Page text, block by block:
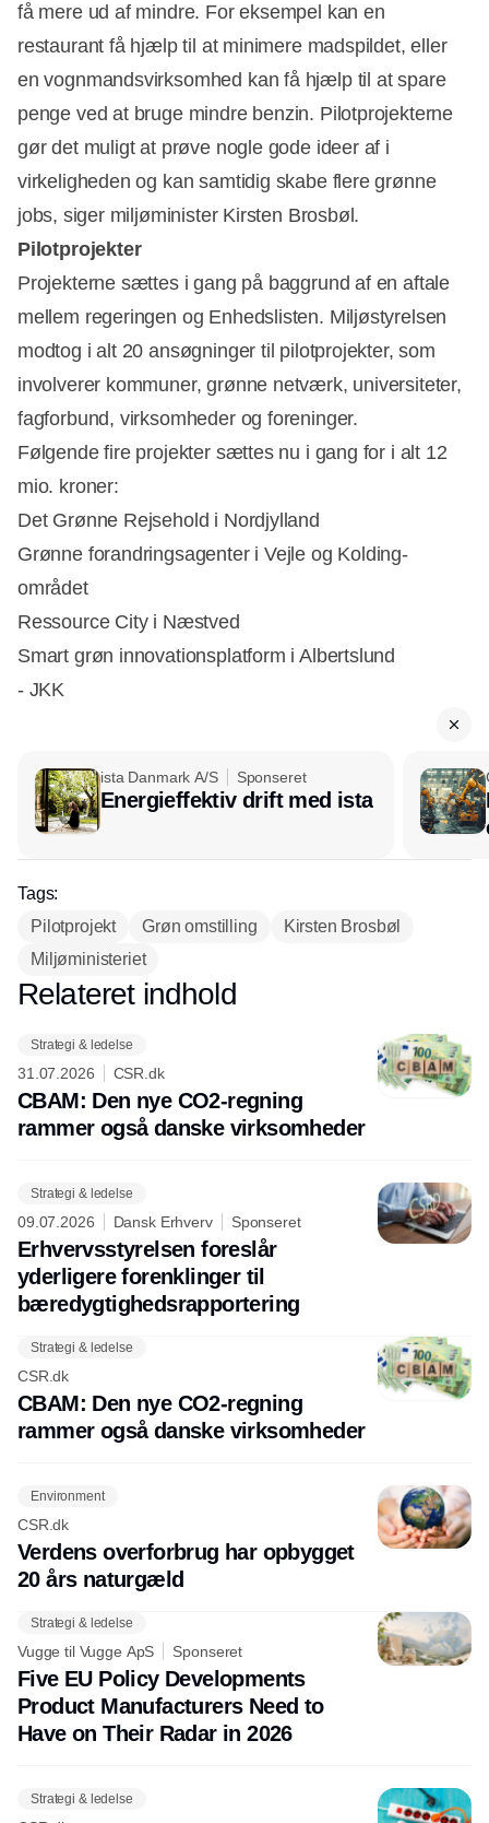
få mere ud af mindre. For eksempel kan en
restaurant få hjælp til at minimere madspildet, eller
en vognmandsvirksomhed kan få hjælp til at spare
penge ved at bruge mindre benzin. Pilotprojekterne
gør det muligt at prøve nogle gode ideer af i
virkeligheden og kan samtidig skabe flere grønne
jobs, siger miljøminister Kirsten Brosbøl.
Pilotprojekter
Projekterne sættes i gang på baggrund af en aftale
mellem regeringen og Enhedslisten. Miljøstyrelsen
modtog i alt 20 ansøgninger til pilotprojekter, som
involverer kommuner, grønne netværk, universiteter,
fagforbund, virksomheder og foreninger.
Følgende fire projekter sættes nu i gang for i alt 12
mio. kroner:
Det Grønne Rejsehold i Nordjylland
Grønne forandringsagenter i Vejle og Kolding-
området
Ressource City i Næstved
Smart grøn innovationsplatform i Albertslund
- JKK
ista Danmark A/S Sponseret
Energieffektiv drift med ista
Tags:
Pilotprojekt
Grøn omstilling
Kirsten Brosbøl
Miljøministeriet
Annonce
Relateret indhold
Strategi & ledelse
31.07.2026 CSR.dk
CBAM: Den nye CO2-regning
rammer også danske virksomheder
Strategi & ledelse
09.07.2026 Dansk Erhverv Sponseret
Erhvervsstyrelsen foreslår
yderligere forenklinger til
bæredygtighedsrapportering
Strategi & ledelse
CSR.dk
CBAM: Den nye CO2-regning
rammer også danske virksomheder
Environment
CSR.dk
Verdens overforbrug har opbygget
20 års naturgæld
Strategi & ledelse
Vugge til Vugge ApS Sponseret
Five EU Policy Developments
Product Manufacturers Need to
Have on Their Radar in 2026
Strategi & ledelse